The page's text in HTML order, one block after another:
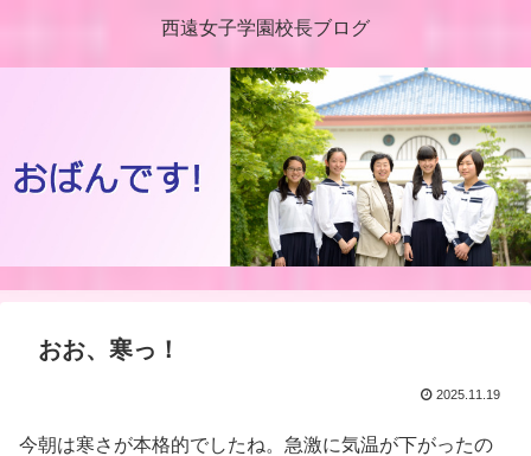
西遠女子学園校長ブログ
おお、寒っ！
2025.11.19
今朝は寒さが本格的でしたね。急激に気温が下がったの